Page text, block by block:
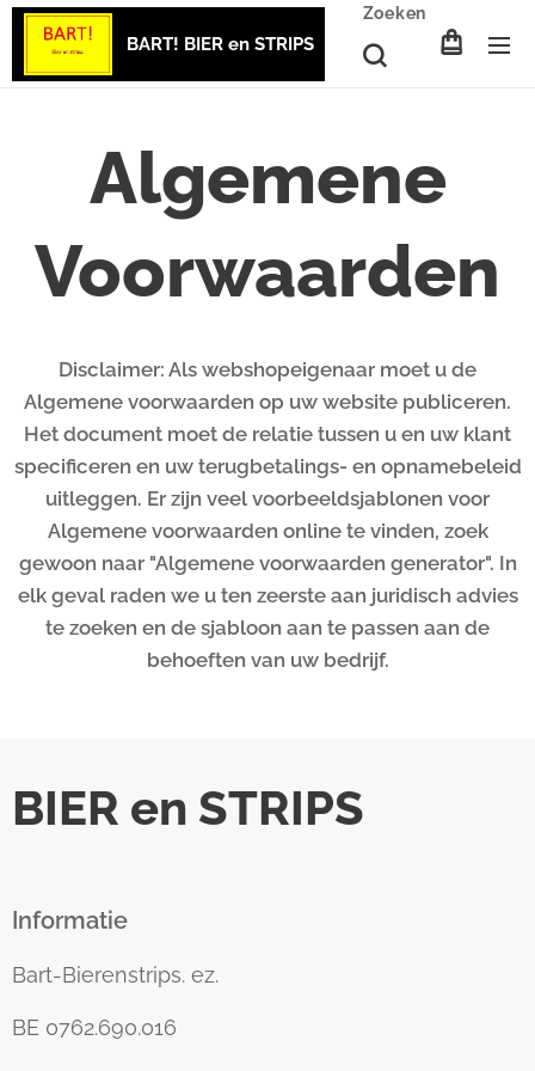
BART! BIER en STRIPS
Zoeken
Algemene
Voorwaarden
Disclaimer: Als webshopeigenaar moet u de
Algemene voorwaarden op uw website publiceren.
Het document moet de relatie tussen u en uw klant
specificeren en uw terugbetalings- en opnamebeleid
uitleggen. Er zijn veel voorbeeldsjablonen voor
Algemene voorwaarden online te vinden, zoek
gewoon naar "Algemene voorwaarden generator". In
elk geval raden we u ten zeerste aan juridisch advies
te zoeken en de sjabloon aan te passen aan de
behoeften van uw bedrijf.
BIER en STRIPS
Informatie
Bart-Bierenstrips. ez.
BE 0762.690.016